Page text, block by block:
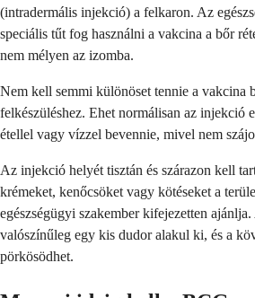
(intradermális injekció) a felkaron. Az
speciális tűt fog használni a vakcina a bőr
nem mélyen az izomba.
Nem kell semmi különöset tennie a vakcina
felkészüléshez. Ehet normálisan az injekció
étellel vagy vízzel bevennie, mivel nem
Az injekció helyét tisztán és szárazon kell
krémeket, kenőcsöket vagy kötéseket a
egészségügyi szakember kifejezetten
valószínűleg egy kis dudor alakul ki, és a
pörkösödhet.